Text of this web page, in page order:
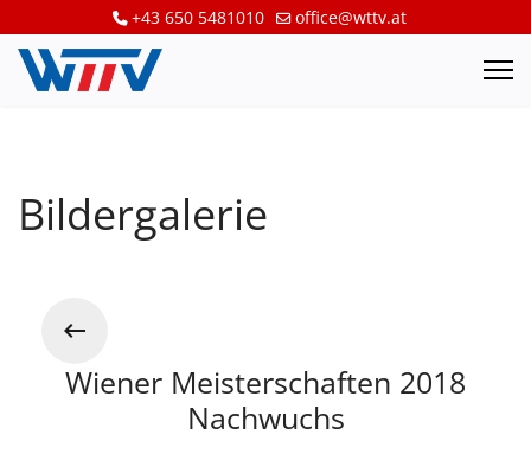
+43 650 5481010 office@wttv.at
Bildergalerie
Wiener Meisterschaften 2018
Nachwuchs